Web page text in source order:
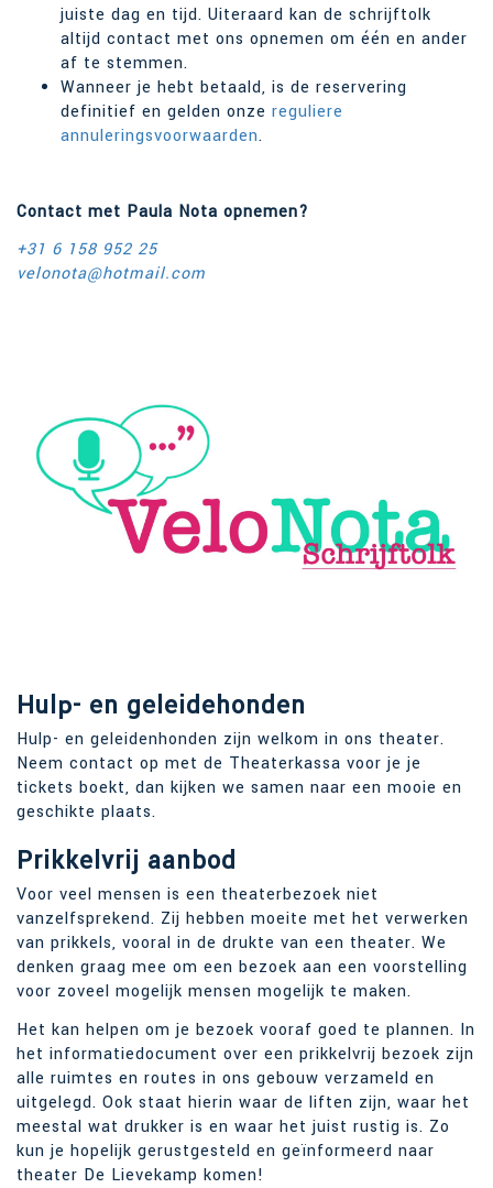
juiste dag en tijd. Uiteraard kan de schrijftolk
altijd contact met ons opnemen om één en ander
af te stemmen.
Wanneer je hebt betaald, is de reservering
definitief en gelden onze reguliere
annuleringsvoorwaarden.
Contact met Paula Nota opnemen?
+31 6 158 952 25
velonota@hotmail.com
Hulp- en geleidehonden
Hulp- en geleidenhonden zijn welkom in ons theater.
Neem contact op met de Theaterkassa voor je je
tickets boekt, dan kijken we samen naar een mooie en
geschikte plaats.
Prikkelvrij aanbod
Voor veel mensen is een theaterbezoek niet
vanzelfsprekend. Zij hebben moeite met het verwerken
van prikkels, vooral in de drukte van een theater. We
denken graag mee om een bezoek aan een voorstelling
voor zoveel mogelijk mensen mogelijk te maken.
Het kan helpen om je bezoek vooraf goed te plannen. In
het informatiedocument over een prikkelvrij bezoek zijn
alle ruimtes en routes in ons gebouw verzameld en
uitgelegd. Ook staat hierin waar de liften zijn, waar het
meestal wat drukker is en waar het juist rustig is. Zo
kun je hopelijk gerustgesteld en geïnformeerd naar
theater De Lievekamp komen!